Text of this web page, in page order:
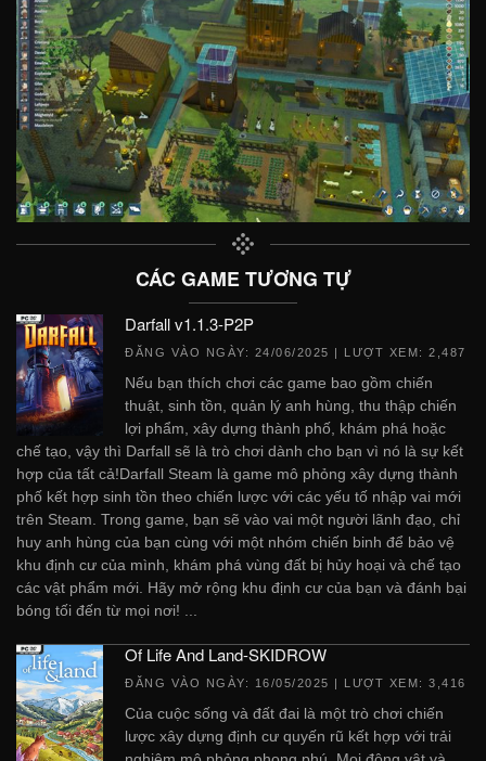
CÁC GAME TƯƠNG TỰ
Darfall v1.1.3-P2P
ĐĂNG VÀO NGÀY: 24/06/2025 | LƯỢT XEM: 2,487
Nếu bạn thích chơi các game bao gồm chiến
thuật, sinh tồn, quản lý anh hùng, thu thập chiến
lợi phẩm, xây dựng thành phố, khám phá hoặc
chế tạo, vậy thì Darfall sẽ là trò chơi dành cho bạn vì nó là sự kết
hợp của tất cả!Darfall Steam là game mô phỏng xây dựng thành
phố kết hợp sinh tồn theo chiến lược với các yếu tố nhập vai mới
trên Steam. Trong game, bạn sẽ vào vai một người lãnh đạo, chỉ
huy anh hùng của bạn cùng với một nhóm chiến binh để bảo vệ
khu định cư của mình, khám phá vùng đất bị hủy hoại và chế tạo
các vật phẩm mới. Hãy mở rộng khu định cư của bạn và đánh bại
bóng tối đến từ mọi nơi! ...
Of Life And Land-SKIDROW
ĐĂNG VÀO NGÀY: 16/05/2025 | LƯỢT XEM: 3,416
Của cuộc sống và đất đai là một trò chơi chiến
lược xây dựng định cư quyến rũ kết hợp với trải